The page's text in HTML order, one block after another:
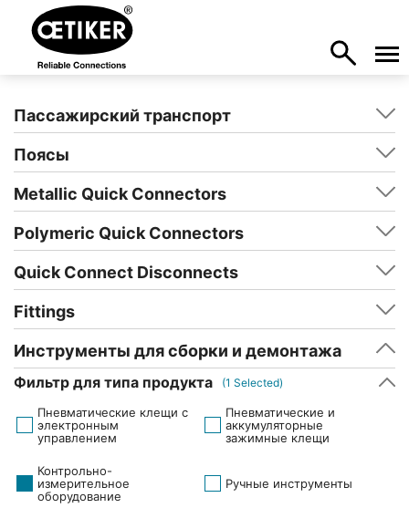
Пассажирский транспорт
Поясы
Metallic Quick Connectors
Polymeric Quick Connectors
Quick Connect Disconnects
Fittings
Инструменты для сборки и демонтажа
Фильтр для типа продукта (1 Selected)
Пневматические клещи с
электронным
управлением
Пневматические и
аккумуляторные
зажимные клещи
Контрольно-
измерительное
оборудование
Ручные инструменты